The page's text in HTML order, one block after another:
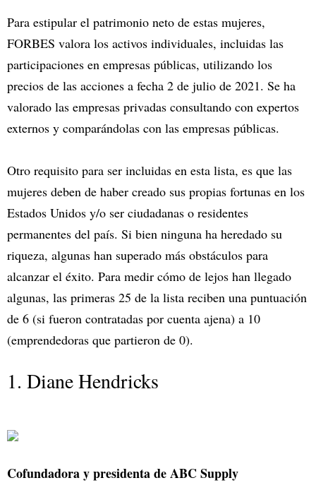
Para estipular el patrimonio neto de estas mujeres,
FORBES valora los activos individuales, incluidas las
participaciones en empresas públicas, utilizando los
precios de las acciones a fecha 2 de julio de 2021. Se ha
valorado las empresas privadas consultando con expertos
externos y comparándolas con las empresas públicas.
Otro requisito para ser incluidas en esta lista, es que las
mujeres deben de haber creado sus propias fortunas en los
Estados Unidos y/o ser ciudadanas o residentes
permanentes del país. Si bien ninguna ha heredado su
riqueza, algunas han superado más obstáculos para
alcanzar el éxito. Para medir cómo de lejos han llegado
algunas, las primeras 25 de la lista reciben una puntuación
de 6 (si fueron contratadas por cuenta ajena) a 10
(emprendedoras que partieron de 0).
1. Diane Hendricks
Cofundadora y presidenta de ABC Supply